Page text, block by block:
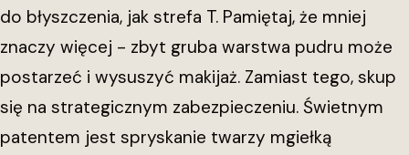
do błyszczenia, jak strefa T. Pamiętaj, że mniej
znaczy więcej - zbyt gruba warstwa pudru może
postarzeć i wysuszyć makijaż. Zamiast tego, skup
się na strategicznym zabezpieczeniu. Świetnym
patentem jest spryskanie twarzy mgiełką